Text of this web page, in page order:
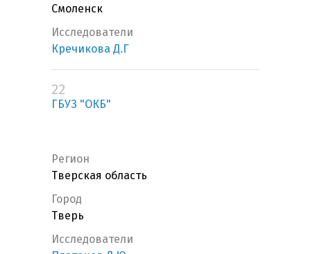
Смоленск
Исследователи
Кречикова Д.Г
22
ГБУЗ "ОКБ"
Регион
Тверская область
Город
Тверь
Исследователи